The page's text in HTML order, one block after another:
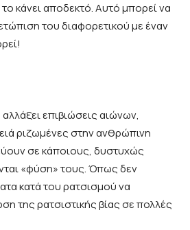
κάνει αποδεκτό. Αυτό μπορεί να
του διαφορετικού με έναν
επιβιώσεις αιώνων,
ριζωμένες στην ανθρώπινη
σε κάποιους, δυστυχώς
«φύση» τους. Όπως δεν
κατά του ρατσισμού να
της ρατσιστικής βίας σε πολλές